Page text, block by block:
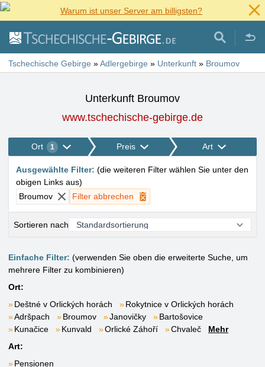
Warum ist unser Server am billigsten?
Tschechische Gebirge »Adlergebirge » Unterkunft » Broumov
Unterkunft Broumov
www.tschechische-gebirge.de
Ort 1 Preis Art
Ausgewählte Filter: (die weiteren Filter wählen Sie unter den
obigen Links aus)
Broumov
Filter abbrechen
Sortieren nach
Einfache Filter: (verwenden Sie oben die erweiterte Suche, um
mehrere Filter zu kombinieren)
Ort:
Deštné v Orlických horách
Rokytnice v Orlických horách
Adršpach
Broumov Janovičky
Bartošovice
Kunačice
Kunvald Orlické Záhoří Chvaleč
Mehr
Art:
Pensionen